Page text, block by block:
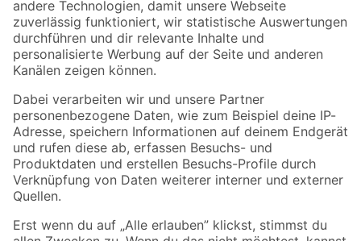
Zur Newsletter Anmeldung
Folge uns
Zahlungsarten Versandarten
Sicher einkaufen